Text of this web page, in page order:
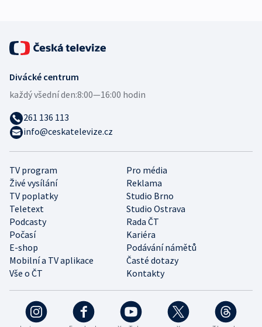
TV program
Pro média
Živé vysílání
Reklama
TV poplatky
Studio Brno
Teletext
Studio Ostrava
Podcasty
Rada ČT
Počasí
Kariéra
E-shop
Podávání námětů
Mobilní a TV aplikace
Časté dotazy
Vše o ČT
Kontakty
Divácké centrum
každý všední den:8:00—16:00 hodin
261 136 113
info@ceskatelevize.cz